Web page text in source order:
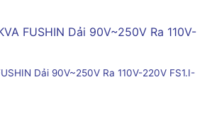
Dải 90V~250V Ra 110V-220V FS1.I-